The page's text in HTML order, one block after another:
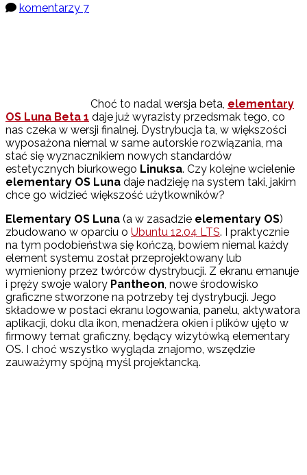
komentarzy 7
Choć to nadal wersja beta, elementary
OS Luna Beta 1 daje już wyrazisty przedsmak tego, co
nas czeka w wersji finalnej. Dystrybucja ta, w większości
wyposażona niemal w same autorskie rozwiązania, ma
stać się wyznacznikiem nowych standardów
estetycznych biurkowego Linuksa. Czy kolejne wcielenie
elementary OS Luna daje nadzieję na system taki, jakim
chce go widzieć większość użytkowników?
Elementary OS Luna (a w zasadzie elementary OS)
zbudowano w oparciu o Ubuntu 12.04 LTS. I praktycznie
na tym podobieństwa się kończą, bowiem niemal każdy
element systemu został przeprojektowany lub
wymieniony przez twórców dystrybucji. Z ekranu emanuje
i pręży swoje walory Pantheon, nowe środowisko
graficzne stworzone na potrzeby tej dystrybucji. Jego
składowe w postaci ekranu logowania, panelu, aktywatora
aplikacji, doku dla ikon, menadżera okien i plików ujęto w
firmowy temat graficzny, będący wizytówką elementary
OS. I choć wszystko wygląda znajomo, wszędzie
zauważymy spójną myśl projektancką.